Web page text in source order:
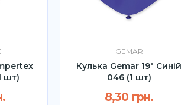
шт)
GEMAR
Кулька Gemar 19″ Синій
046 (1 шт)
8,30 грн.